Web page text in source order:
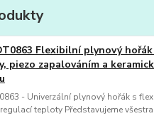
Flexibilní plynový
piezo zapalováním a
- Univerzální plynový hořák s
teploty Představujeme